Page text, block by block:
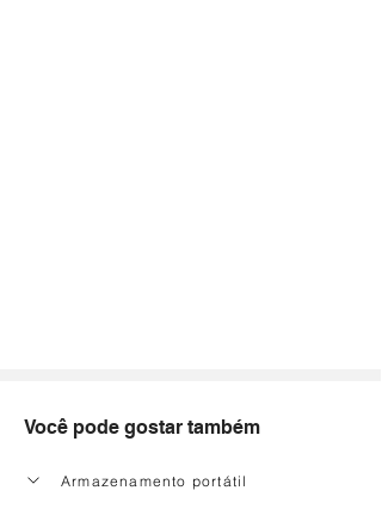
Você pode gostar também
Armazenamento portátil